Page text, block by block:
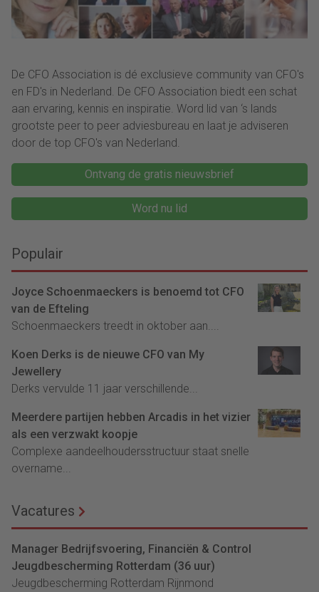
De CFO Association is dé exclusieve community van CFO's
en FD's in Nederland. De CFO Association biedt een schat
aan ervaring, kennis en inspiratie. Word lid van ‘s lands
grootste peer to peer adviesbureau en laat je adviseren
door de top CFO's van Nederland.
Ontvang de gratis nieuwsbrief
Word nu lid
Populair
Joyce Schoenmaeckers is benoemd tot CFO
van de Efteling
Schoenmaeckers treedt in oktober aan....
Koen Derks is de nieuwe CFO van My
Jewellery
Derks vervulde 11 jaar verschillende...
Meerdere partijen hebben Arcadis in het vizier
als een verzwakt koopje
Complexe aandeelhoudersstructuur staat snelle
overname...
Vacatures
Manager Bedrijfsvoering, Financiën & Control
Jeugdbescherming Rotterdam (36 uur)
Jeugdbescherming Rotterdam Rijnmond